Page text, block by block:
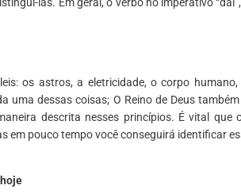
os astros, a eletricidade, o corpo
uma dessas coisas; O Reino de Deus
descrita nesses princípios. É vital
em pouco tempo você conseguirá identificar